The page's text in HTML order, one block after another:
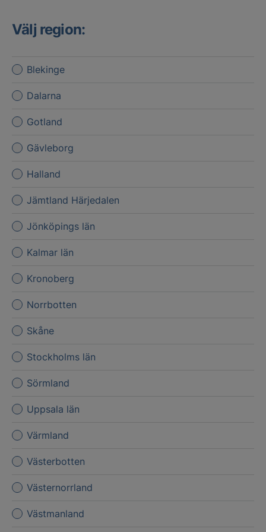
Välj region:
Blekinge
Dalarna
Gotland
Gävleborg
Halland
Jämtland Härjedalen
Jönköpings län
Kalmar län
Kronoberg
Norrbotten
Skåne
Stockholms län
Sörmland
Uppsala län
Värmland
Västerbotten
Västernorrland
Västmanland